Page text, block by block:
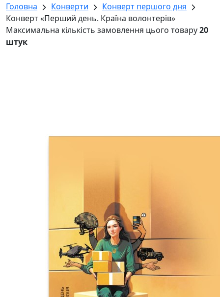
Головна
Конверти
Конверт першого дня
Конверт «Перший день. Країна волонтерів»
Максимальна кількість замовлення цього товару20
штук